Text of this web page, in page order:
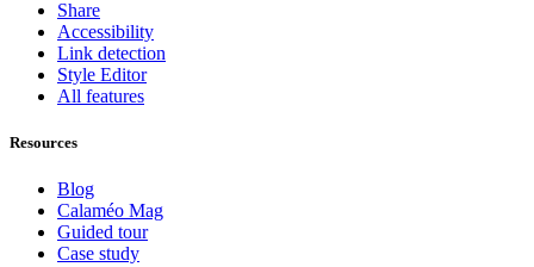
Share
Accessibility
Link detection
Style Editor
All features
Resources
Blog
Calaméo Mag
Guided tour
Case study